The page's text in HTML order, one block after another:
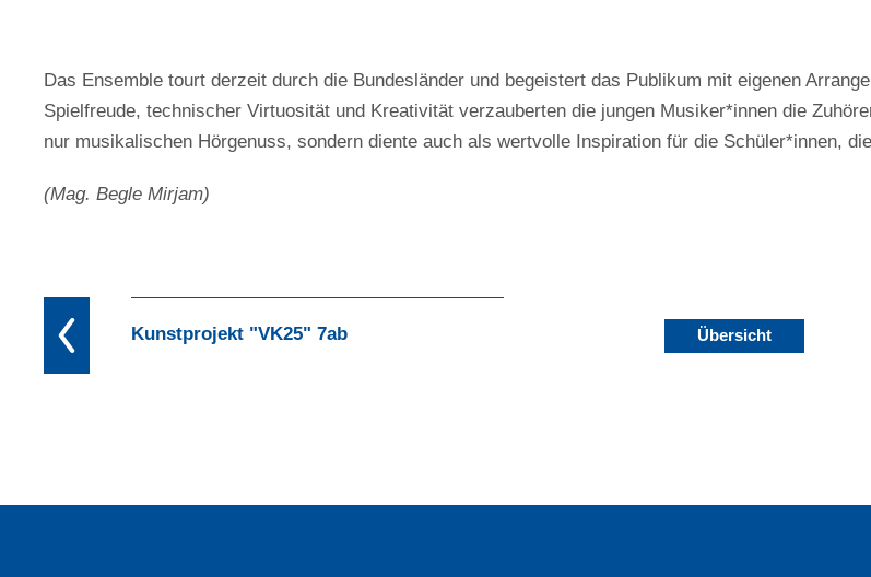
Das Ensemble tourt derzeit durch die Bundesländer und begeistert das Publikum mit eigenen
Spielfreude, technischer Virtuosität und Kreativität verzauberten die jungen Musiker*innen die
nur musikalischen Hörgenuss, sondern diente auch als wertvolle Inspiration für die Schüler*innen,
(Mag. Begle Mirjam)
Kunstprojekt "VK25" 7ab Übersicht